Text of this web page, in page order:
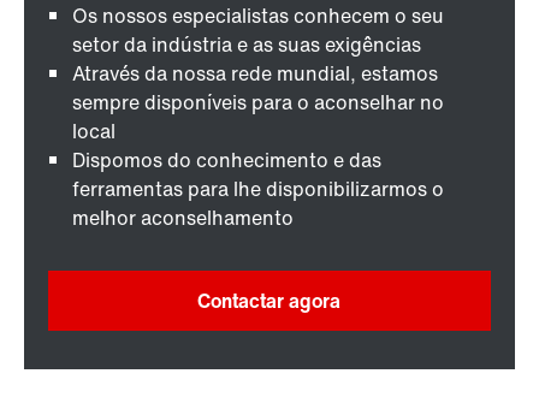
Os nossos especialistas conhecem o seu
setor da indústria e as suas exigências
Através da nossa rede mundial, estamos
sempre disponíveis para o aconselhar no
local
Dispomos do conhecimento e das
ferramentas para lhe disponibilizarmos o
melhor aconselhamento
Contactar agora